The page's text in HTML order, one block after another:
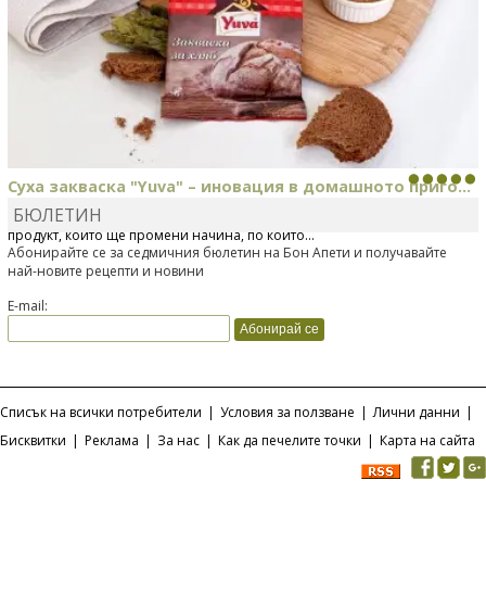
Суха закваска "Yuva" – иновация в домашното приго...
Отскоро Лесафр България стартира предлагането на изцяло нов
продукт, който ще промени начина, по който...
БЮЛЕТИН
Абонирайте се за седмичния бюлетин на Бон Апети и получавайте
най-новите рецепти и новини
E-mail:
Списък на всички потребители | Условия за ползване | Лични данни |
Бисквитки | Реклама | За нас | Как да печелите точки | Карта на сайта